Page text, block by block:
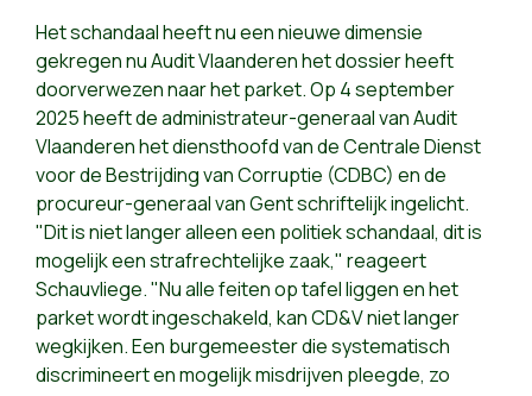
Het schandaal heeft nu een nieuwe dimensie
gekregen nu Audit Vlaanderen het dossier heeft
doorverwezen naar het parket. Op 4 september
2025 heeft de administrateur-generaal van Audit
Vlaanderen het diensthoofd van de Centrale Dienst
voor de Bestrijding van Corruptie (CDBC) en de
procureur-generaal van Gent schriftelijk ingelicht.
"Dit is niet langer alleen een politiek schandaal, dit is
mogelijk een strafrechtelijke zaak," reageert
Schauvliege. "Nu alle feiten op tafel liggen en het
parket wordt ingeschakeld, kan CD&V niet langer
wegkijken. Een burgemeester die systematisch
discrimineert en mogelijk misdrijven pleegde, zo